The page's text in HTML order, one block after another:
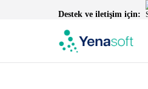
Destek ve iletişim için: